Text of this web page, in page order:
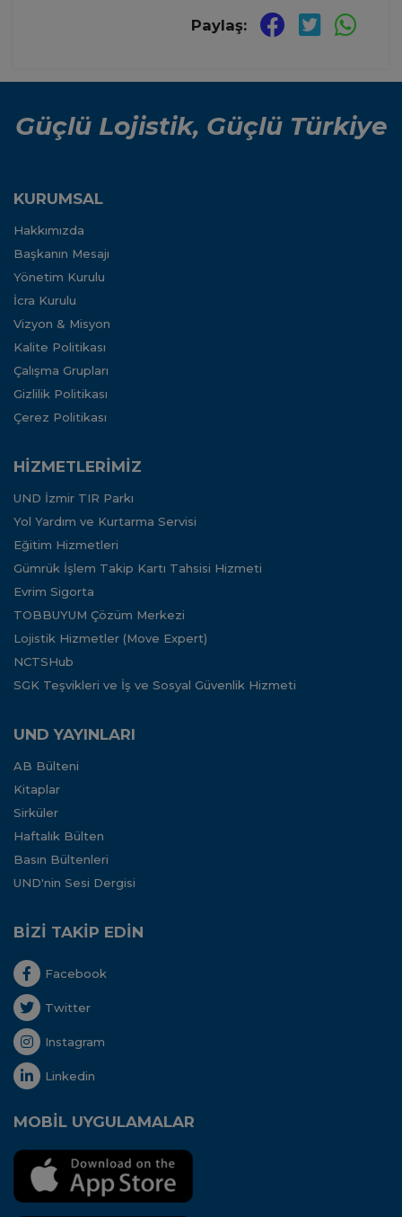
Paylaş:
Güçlü Lojistik, Güçlü Türkiye
KURUMSAL
Hakkımızda
Başkanın Mesajı
Yönetim Kurulu
İcra Kurulu
Vizyon & Misyon
Kalite Politikası
Çalışma Grupları
Gizlilik Politikası
Çerez Politikası
HİZMETLERİMİZ
UND İzmir TIR Parkı
Yol Yardım ve Kurtarma Servisi
Eğitim Hizmetleri
Gümrük İşlem Takip Kartı Tahsisi Hizmeti
Evrim Sigorta
TOBBUYUM Çözüm Merkezi
Lojistik Hizmetler (Move Expert)
NCTSHub
SGK Teşvikleri ve İş ve Sosyal Güvenlik Hizmeti
UND YAYINLARI
AB Bülteni
Kitaplar
Sirküler
Haftalık Bülten
Basın Bültenleri
UND'nin Sesi Dergisi
BİZİ TAKİP EDİN
Facebook
Twitter
Instagram
Linkedin
MOBİL UYGULAMALAR